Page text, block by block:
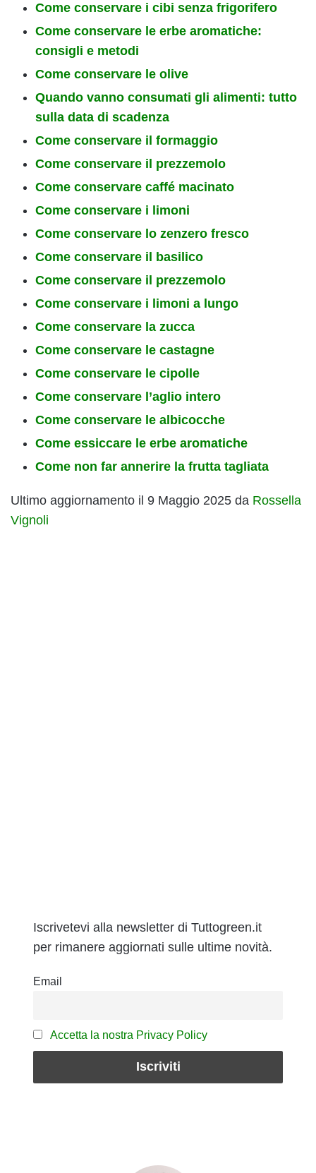
Come conservare i cibi senza frigorifero
Come conservare le erbe aromatiche:
consigli e metodi
Come conservare le olive
Quando vanno consumati gli alimenti: tutto
sulla data di scadenza
Come conservare il formaggio
Come conservare il prezzemolo
Come conservare caffé macinato
Come conservare i limoni
Come conservare lo zenzero fresco
Come conservare il basilico
Come conservare il prezzemolo
Come conservare i limoni a lungo
Come conservare la zucca
Come conservare le castagne
Come conservare le cipolle
Come conservare l’aglio intero
Come conservare le albicocche
Come essiccare le erbe aromatiche
Come non far annerire la frutta tagliata
Ultimo aggiornamento il 9 Maggio 2025 da Rossella
Vignoli
Iscrivetevi alla newsletter di Tuttogreen.it
per rimanere aggiornati sulle ultime novità.
Email
Accetta la nostra Privacy Policy